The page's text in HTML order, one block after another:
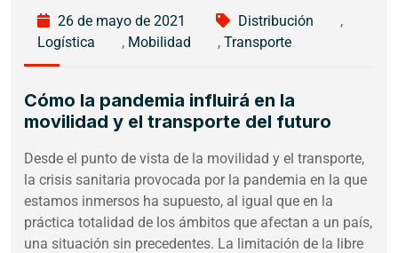
26 de mayo de 2021 Distribución
,
Logística
, Mobilidad , Transporte
Cómo la pandemia influirá en la
movilidad y el transporte del futuro
Desde el punto de vista de la movilidad y el transporte,
la crisis sanitaria provocada por la pandemia en la que
estamos inmersos ha supuesto, al igual que en la
práctica totalidad de los ámbitos que afectan a un país,
una situación sin precedentes. La limitación de la libre